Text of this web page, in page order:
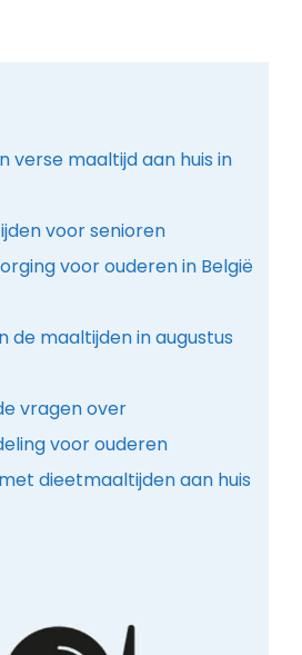
verse maaltijd aan huis in
voor senioren
voor ouderen in België
de maaltijden in augustus
vragen over
voor ouderen
dieetmaaltijden aan huis